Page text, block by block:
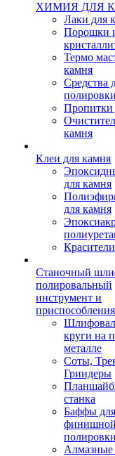
ХИМИЯ ДЛЯ
Лаки для
Порошки
Термо
камня
Средства
Пропитки
камня
Клеи для камня
для камня
для камня
Станочный
полировальный
инструмент и
приспособления
круги на
металле
Соты,
Гриндеры
станка
Баффы для
финишной
полировки